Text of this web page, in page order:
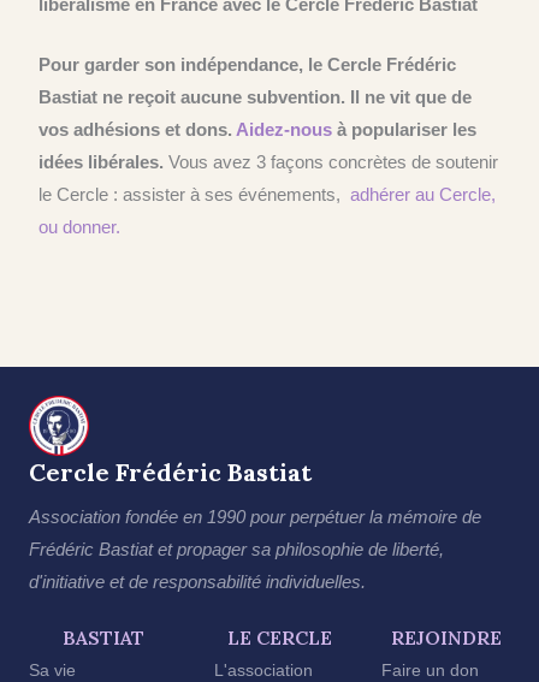
libéralisme en France avec le Cercle Frédéric Bastiat
Pour garder son indépendance, le Cercle Frédéric
Bastiat ne reçoit aucune subvention. Il ne vit que de
vos adhésions et dons. Aidez-nous à populariser les
idées libérales. Vous avez 3 façons concrètes de soutenir
le Cercle : assister à ses événements,adhérer au Cercle,
ou donner.
Cercle Frédéric Bastiat
Association fondée en 1990 pour perpétuer la mémoire de
Frédéric Bastiat et propager sa philosophie de liberté,
d'initiative et de responsabilité individuelles.
BASTIAT
Sa vie
LE CERCLE
L'association
REJOINDRE
Faire un don